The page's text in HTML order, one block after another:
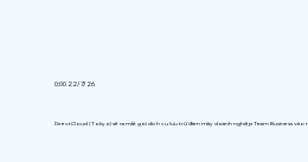
0:00 22/7/26
DirectCloud (Tokyo) sẽ ra mắt gói dịch vụ lưu trữ đám mây doanh nghiệp Team Business vào